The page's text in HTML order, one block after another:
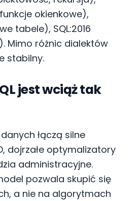
funkcje okienkowe),
tabele), SQL:2016
Mimo różnic dialektów
stabilny.
jest wciąż tak
łączą silne
dojrzałe optymalizatory
administracyjne.
pozwala skupić się
a nie na algorytmach